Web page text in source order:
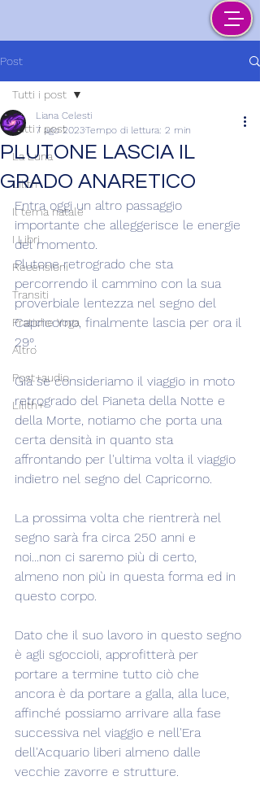
Post
Tutti i post
La Luna
Lilith
Il tema natale
I Libri
Recensioni
Transiti
Pratiche Yoga
Altro
Post+audio
Lilith+
Tutti i post
PLUTONE LASCIA IL
GRADO ANARETICO
Liana Celesti
7 ago 2023Tempo di lettura: 2 min
Entra oggi un altro passaggio
importante che alleggerisce le energie
del momento.
Plutone retrogrado che sta
percorrendo il cammino con la sua
proverbiale lentezza nel segno del
Capricorno, finalmente lascia per ora il
29°.
Già se consideriamo il viaggio in moto
retrogrado del Pianeta della Notte e
della Morte, notiamo che porta una
certa densità in quanto sta
affrontando per l'ultima volta il viaggio
indietro nel segno del Capricorno.
La prossima volta che rientrerà nel
segno sarà fra circa 250 anni e
noi...non ci saremo più di certo,
almeno non più in questa forma ed in
questo corpo.
Dato che il suo lavoro in questo segno
è agli sgoccioli, approfitterà per
portare a termine tutto ciò che
ancora è da portare a galla, alla luce,
affinché possiamo arrivare alla fase
successiva nel viaggio e nell'Era
dell'Acquario liberi almeno dalle
vecchie zavorre e strutture.